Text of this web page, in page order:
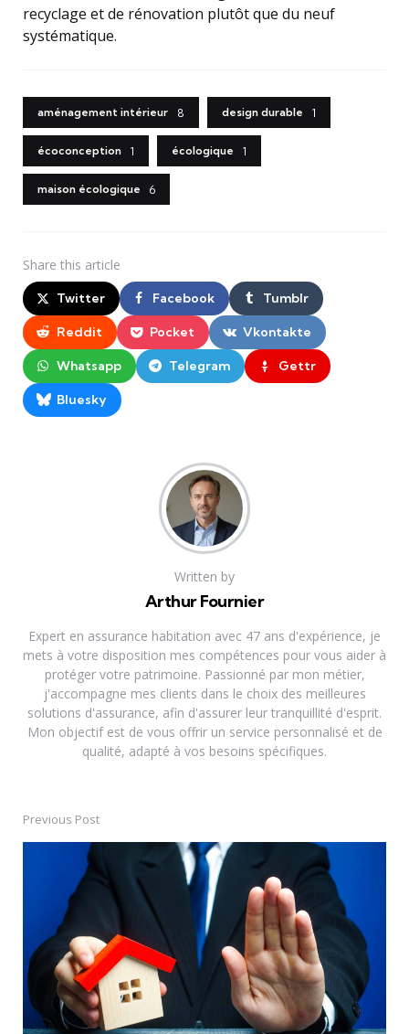
recyclage et de rénovation plutôt que du neuf
systématique.
aménagement intérieur 8 design durable 1
écoconception 1 écologique 1
maison écologique 6
Share this article
Twitter Facebook Tumblr
Reddit Pocket Vkontakte
Whatsapp Telegram Gettr
Bluesky
Written by
Arthur Fournier
Expert en assurance habitation avec 47 ans d'expérience, je
mets à votre disposition mes compétences pour vous aider à
protéger votre patrimoine. Passionné par mon métier,
j'accompagne mes clients dans le choix des meilleures
solutions d'assurance, afin d'assurer leur tranquillité d'esprit.
Mon objectif est de vous offrir un service personnalisé et de
qualité, adapté à vos besoins spécifiques.
Post
navigation
Previous Post